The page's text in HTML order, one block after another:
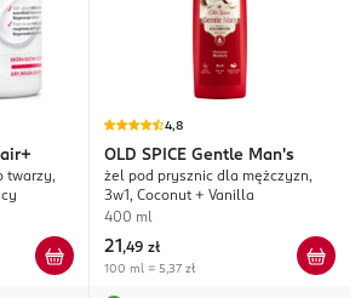
twarzy,
4,8
OLD SPICE Gentle Man's
żel pod prysznic dla mężczyzn,
3w1, Coconut + Vanilla
400 ml
21 ,49 zł
100 ml = 5,37 zł